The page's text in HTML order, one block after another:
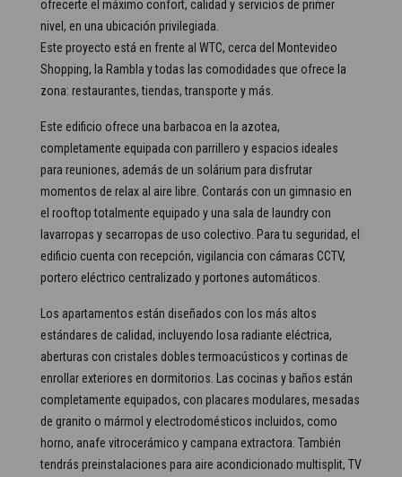
ofrecerte el máximo confort, calidad y servicios de primer
nivel, en una ubicación privilegiada.
Este proyecto está en frente al WTC, cerca del Montevideo
Shopping, la Rambla y todas las comodidades que ofrece la
zona: restaurantes, tiendas, transporte y más.
Este edificio ofrece una barbacoa en la azotea,
completamente equipada con parrillero y espacios ideales
para reuniones, además de un solárium para disfrutar
momentos de relax al aire libre. Contarás con un gimnasio en
el rooftop totalmente equipado y una sala de laundry con
lavarropas y secarropas de uso colectivo. Para tu seguridad, el
edificio cuenta con recepción, vigilancia con cámaras CCTV,
portero eléctrico centralizado y portones automáticos.
Los apartamentos están diseñados con los más altos
estándares de calidad, incluyendo losa radiante eléctrica,
aberturas con cristales dobles termoacústicos y cortinas de
enrollar exteriores en dormitorios. Las cocinas y baños están
completamente equipados, con placares modulares, mesadas
de granito o mármol y electrodomésticos incluidos, como
horno, anafe vitrocerámico y campana extractora. También
tendrás preinstalaciones para aire acondicionado multisplit, TV